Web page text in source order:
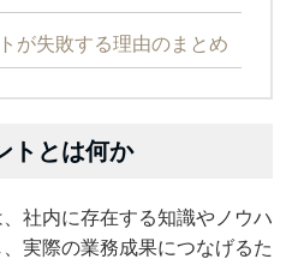
が失敗する理由のまとめ
トとは何か
社内に存在する知識やノウハ
実際の業務成果につなげるた